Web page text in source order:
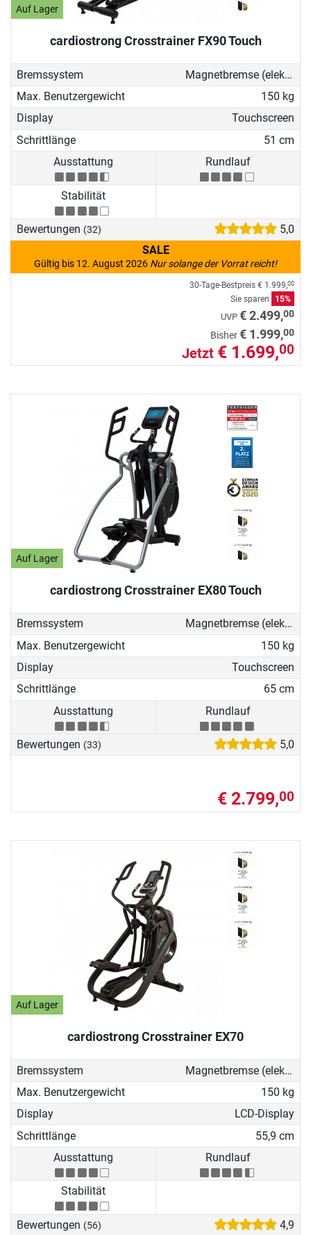
Auf Lager
cardiostrong Crosstrainer FX90 Touch
Bremssystem
Magnetbremse (elektronisch)
Max. Benutzergewicht
150 kg
Display
Touchscreen
Schrittlänge
51 cm
Ausstattung
Rundlauf
Stabilität
Bewertungen (32)
5,0
SALE
Gültig bis 12. August 2026 Nur solange der Vorrat reicht!
30-Tage-Bestpreis € 1.999,00
Sie sparen 15%
UVP € 2.499,00
Bisher€ 1.999,00
Jetzt € 1.699,00
Auf Lager
cardiostrong Crosstrainer EX80 Touch
Bremssystem
Magnetbremse (elektronisch)
Max. Benutzergewicht
150 kg
Display
Touchscreen
Schrittlänge
65 cm
Ausstattung
Rundlauf
Bewertungen (33) 5,0
€ 2.799,00
Auf Lager
cardiostrong Crosstrainer EX70
Bremssystem
Magnetbremse (elektronisch)
Max. Benutzergewicht
150 kg
Display
LCD-Display
Schrittlänge
55,9 cm
Ausstattung
Rundlauf
Stabilität
Bewertungen (56) 4,9